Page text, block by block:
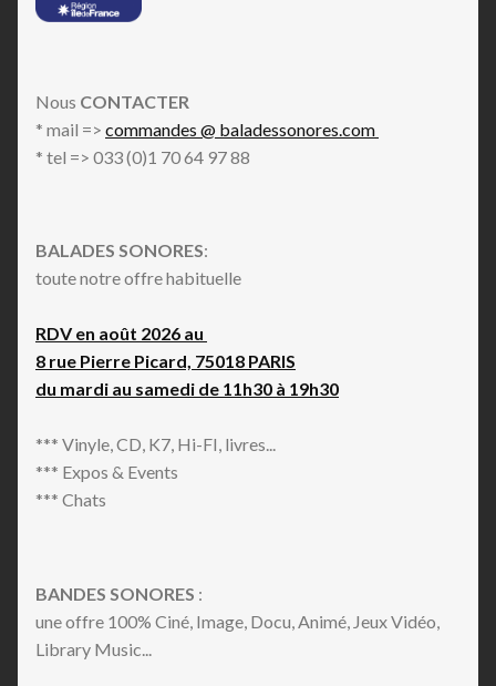
Nous CONTACTER
* mail => commandes @ baladessonores.com
* tel => 033 (0)1 70 64 97 88
BALADES SONORES:
toute notre offre habituelle
RDV en août 2026 au
8 rue Pierre Picard, 75018 PARIS
du mardi au samedi de 11h30 à 19h30
*** Vinyle, CD, K7, Hi-FI, livres...
*** Expos & Events
*** Chats
BANDES SONORES :
une offre 100% Ciné, Image, Docu, Animé, Jeux Vidéo,
Library Music...